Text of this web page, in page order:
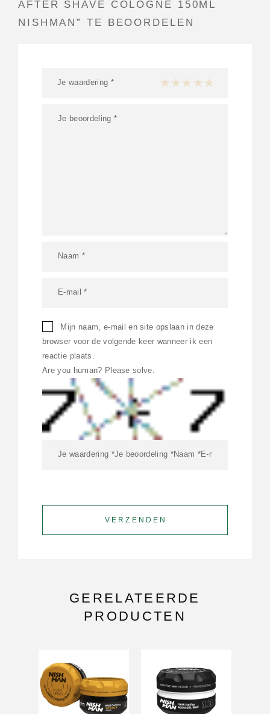
AFTER SHAVE COLOGNE 150ML
NISHMAN” TE BEOORDELEN
Je waardering * 1 van de 5 sterren
2 van de 5 sterren
3 van de 5 sterren
4 van de 5 sterren
Mijn naam, e-mail en site opslaan in deze
browser voor de volgende keer wanneer ik een
reactie plaats.
Are you human? Please solve:
GERELATEERDE
PRODUCTEN